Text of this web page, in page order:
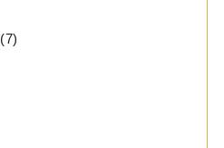
(7)